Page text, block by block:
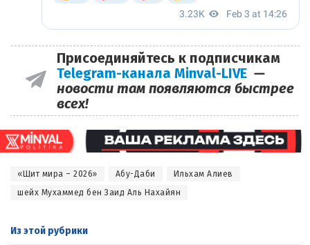
Присоединяйтесь к подписчикам
Telegram-канала Minval-LIVE —
новости там появляются быстрее
всех!
«Щит мира – 2026» Абу-Даби
Ильхам Алиев
шейх Мухаммед бен Заид Аль Нахайян
Из этой рубрики